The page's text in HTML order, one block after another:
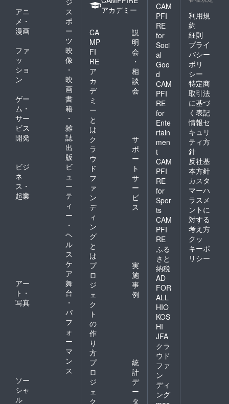
アニ
メ・
漫画
ス
ポ
ー
ツ
ファ
ッ
ショ
ン
映
像
・
映
画
ゲー
ム・
サー
ビス
開発
書
籍
・
雑
誌
出
版
ビジ
ネ
ス・
起業
ビ
ュ
ー
テ
ィ
ー
・
ヘ
ル
ス
ケ
ア
アー
ト・
写真
舞
台
・
パ
フ
ォ
ー
マ
ン
ス
ソー
シャ
ル
アカデミー
CA
MP
FI
RE
ア
カ
デ
ミ
ー
と
は
説
明
会
・
相
談
会
ク
ラ
ウ
ド
フ
ァ
ン
デ
ィ
ン
グ
と
は
サ
ポ
ー
ト
サ
ー
ビ
ス
プ
ロ
ジ
ェ
ク
ト
の
作
り
方
実
施
事
例
プ
ロ
ジ
ェ
ク
統
計
デ
ー
タ
CAM
PFI
RE
for
Soci
al
Goo
d
CAM
PFI
RE
for
Ente
rtain
men
t
CAM
PFI
RE
for
Spor
ts
CAM
PFI
RE
ふる
さと
納税
AD
FOR
ALL
HIO
KOS
HI
JFA
クラ
ウド
ファ
ン
ディ
ング
利用規
約
細則
プライ
バシー
ポリ
シー
特定商
取引法
に基づ
く表記
情報セ
キュリ
ティ方
針
反社基
本方針
カスタ
マーハ
ラスメ
ントに
対する
考え方
クッ
キーポ
リシー